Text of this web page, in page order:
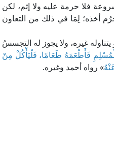
فلا حرمة عليه ولا إثم، لكن
أخذه؛ لِمَا في ذلك من التعاون
غيره، ولا يجوز له التجسسُ
فَأَطْعَمَهُ طَعَامًا، فَلْيَأْكُلْ مِنْ
» رواه أحمد وغيره.